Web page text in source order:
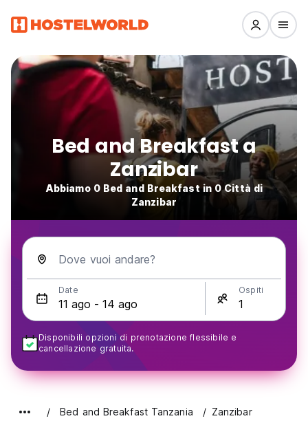
Bed and Breakfast a
Zanzibar
Abbiamo 0 Bed and Breakfast in 0 Città di
Zanzibar
Dove vuoi andare?
Date Ospiti
Disponibili opzioni di prenotazione flessibile e
cancellazione gratuita.
Bed and Breakfast Tanzania Zanzibar